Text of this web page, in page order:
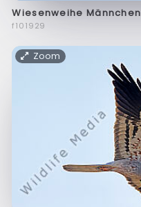
Wiesenweihe Männchen
f101929
Zoom